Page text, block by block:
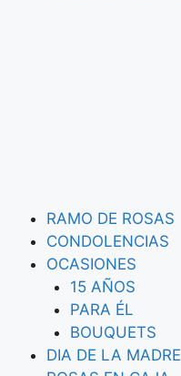
RAMO DE ROSAS
CONDOLENCIAS
OCASIONES
15 AÑOS
PARA ÉL
BOUQUETS
DIA DE LA MADRE